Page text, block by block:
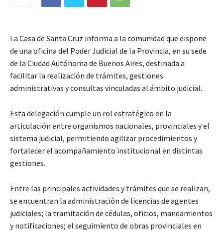
La Casa de Santa Cruz informa a la comunidad que dispone
de una oficina del Poder Judicial de la Provincia, en su sede
de la Ciudad Autónoma de Buenos Aires, destinada a
facilitar la realización de trámites, gestiones
administrativas y consultas vinculadas al ámbito judicial.
Esta delegación cumple un rol estratégico en la
articulación entre organismos nacionales, provinciales y el
sistema judicial, permitiendo agilizar procedimientos y
fortalecer el acompañamiento institucional en distintas
gestiones.
Entre las principales actividades y trámites que se realizan,
se encuentran la administración de licencias de agentes
judiciales; la tramitación de cédulas, oficios, mandamientos
y notificaciones; el seguimiento de obras provinciales en